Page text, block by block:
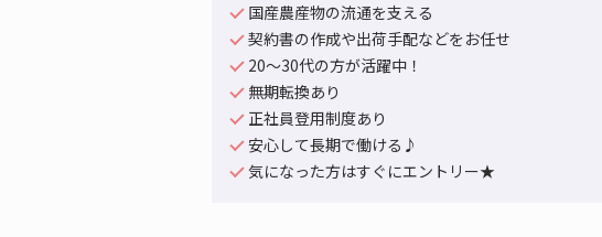
国産農産物の流通を支える
契約書の作成や出荷手配などをお任せ
20～30代の方が活躍中！
無期転換あり
正社員登用制度あり
安心して長期で働ける♪
気になった方はすぐにエントリー★